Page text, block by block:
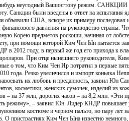
нибудь неугодный Вашингтону режим.
Санкции были введены в ответ на испытания
объявили США, вскоре их примеру
давления на руководство страны.
Корею предметов роскоши, начиная от
при помощи которой Ким Чен Ын пытается
2012 году, в первый же год его прихода к
При отце нынешнего руководителя,
о том, что Ким Чен Ир потратил в первые
года. Резко увеличился и импорт коньяка
их любовь и преданность, заявил Юн
косметики, женских сумочек, изделий из
– на 37 млн, дорогих часов – на 8,2 млн. «Эти
режиму», – заявил Юн. Лидер КНДР
костюме и черном пальто, но пару лет
О пристрастиях Ким Чен Ына известно